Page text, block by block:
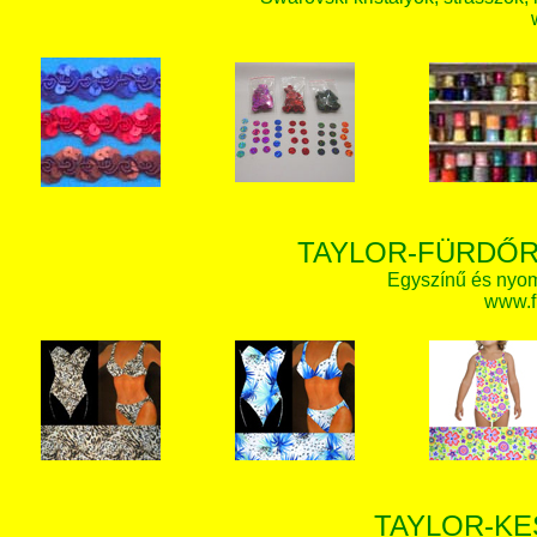
TAYLOR-
Egyszínű és
TAYLOR-